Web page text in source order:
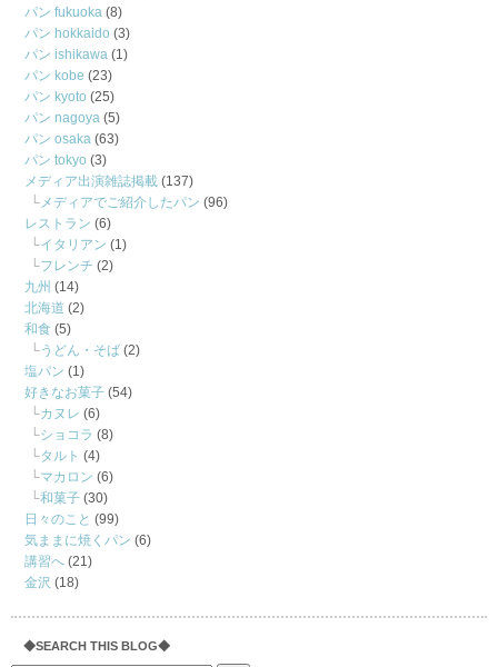
パン fukuoka (8)
パン hokkaido (3)
パン ishikawa (1)
パン kobe (23)
パン kyoto (25)
パン nagoya (5)
パン osaka (63)
パン tokyo (3)
メディア出演雑誌掲載 (137)
メディアでご紹介したパン (96)
レストラン (6)
イタリアン (1)
フレンチ (2)
九州 (14)
北海道 (2)
和食 (5)
うどん・そば (2)
塩パン (1)
好きなお菓子 (54)
カヌレ (6)
ショコラ (8)
タルト (4)
マカロン (6)
和菓子 (30)
日々のこと (99)
気ままに焼くパン (6)
講習へ (21)
金沢 (18)
◆SEARCH THIS BLOG◆